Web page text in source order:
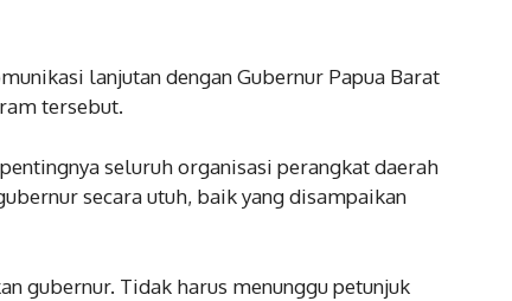
lanjutan dengan Gubernur Papua Barat
tersebut.
seluruh organisasi perangkat daerah
secara utuh, baik yang disampaikan
gubernur. Tidak harus menunggu petunjuk